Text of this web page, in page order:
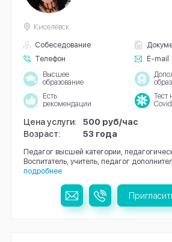
Собеседование
Телефон
E-mail
Киселёвск
Высшее
образование
Есть
рекомендации
Тест
Цена услуги:
500 руб/час
Возраст:
53 года
Педагог высшей категории,
Воспитатель, учитель, педагог
подробнее